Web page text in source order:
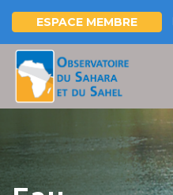
Aller
contenu
principal
ESPACE MEMBRE